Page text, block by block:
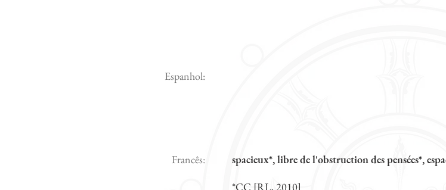
Espanhol:
Francês:
spacieux*, libre de l'obstruction des pensées*,
*CC [RL, 2010]